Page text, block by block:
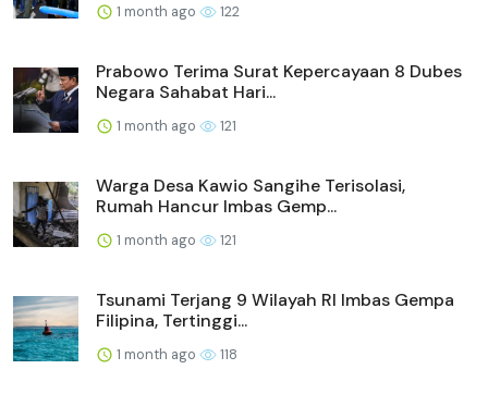
1 month ago 122
Prabowo Terima Surat Kepercayaan 8 Dubes
Negara Sahabat Hari...
1 month ago 121
Warga Desa Kawio Sangihe Terisolasi,
Rumah Hancur Imbas Gemp...
1 month ago 121
Tsunami Terjang 9 Wilayah RI Imbas Gempa
Filipina, Tertinggi...
1 month ago 118